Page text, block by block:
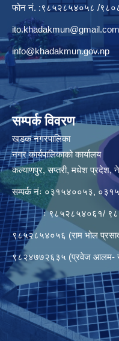
फोन नं. :९८५२८५४०५८ /
ito.khadakmun@gmail.com
info@khadakmun.gov.np
सम्पर्क विवरण
खडक नगरपालिका
नगर कार्यपालिकाको कार्यालय
कल्याणपुर, सप्तरी, मधेश प्रदेश,
सम्पर्क नंः ०३१५४००५३,
ः ९८५२८५४०६१/
९८५२८५४०५६ (राम भोल प्रसाद
९८२४७७२६३५ (प्रवेज आलम-